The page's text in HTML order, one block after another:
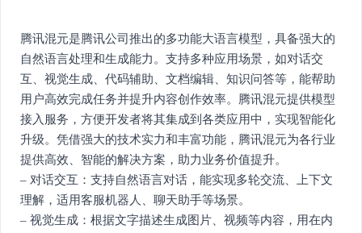
腾讯混元是腾讯公司推出的多功能大语言模型，具备强大的
自然语言处理和生成能力。支持多种应用场景，如对话交
互、视觉生成、代码辅助、文档编辑、知识问答等，能帮助
用户高效完成任务并提升内容创作效率。腾讯混元提供模型
接入服务，方便开发者将其集成到各类应用中，实现智能化
升级。凭借强大的技术实力和丰富功能，腾讯混元为各行业
提供高效、智能的解决方案，助力业务价值提升。
– 对话交互：支持自然语言对话，能实现多轮交流、上下文
理解，适用客服机器人、聊天助手等场景。
– 视觉生成：根据文字描述生成图片、视频等内容，用在内